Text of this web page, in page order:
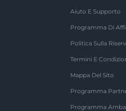
Aiuto E Supporto
Programma Di
Politica Sulla
Termini E
Mappa Del Sito
Programma
Programma